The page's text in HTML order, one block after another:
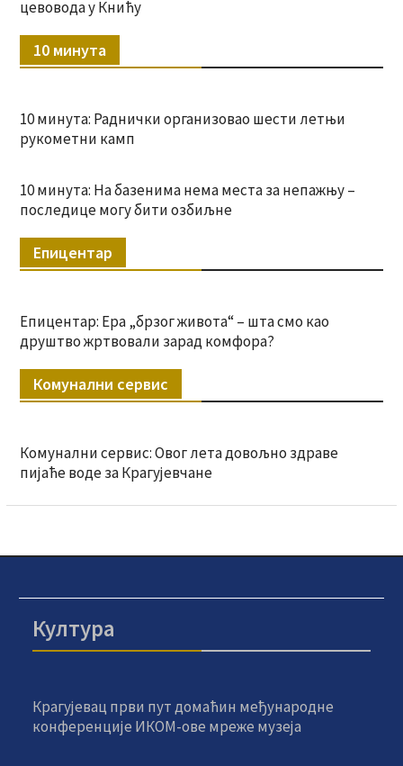
цевовода у Книћу
10 минута
10 минута: Раднички организовао шести летњи
рукометни камп
10 минута: На базенима нема места за непажњу –
последице могу бити озбиљне
Епицентар
Епицентар: Ера „брзог живота“ – шта смо као
друштво жртвовали зарад комфора?
Комунални сервис
Комунални сервис: Овог лета довољно здраве
пијаће воде за Крагујевчане
Култура
Крагујевац први пут домаћин међународне
конференције ИКОМ-ове мреже музеја